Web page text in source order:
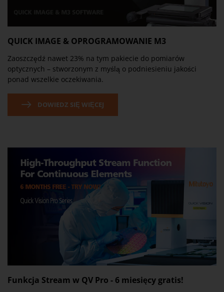
QUICK IMAGE & OPROGRAMOWANIE M3
Zaoszczędź nawet 23% na tym pakiecie do pomiarów
optycznych – stworzonym z myślą o podniesieniu jakości
ponad wszelkie oczekiwania.
DOWIEDZ SIĘ WIĘCEJ
Funkcja Stream w QV Pro - 6 miesięcy gratis!